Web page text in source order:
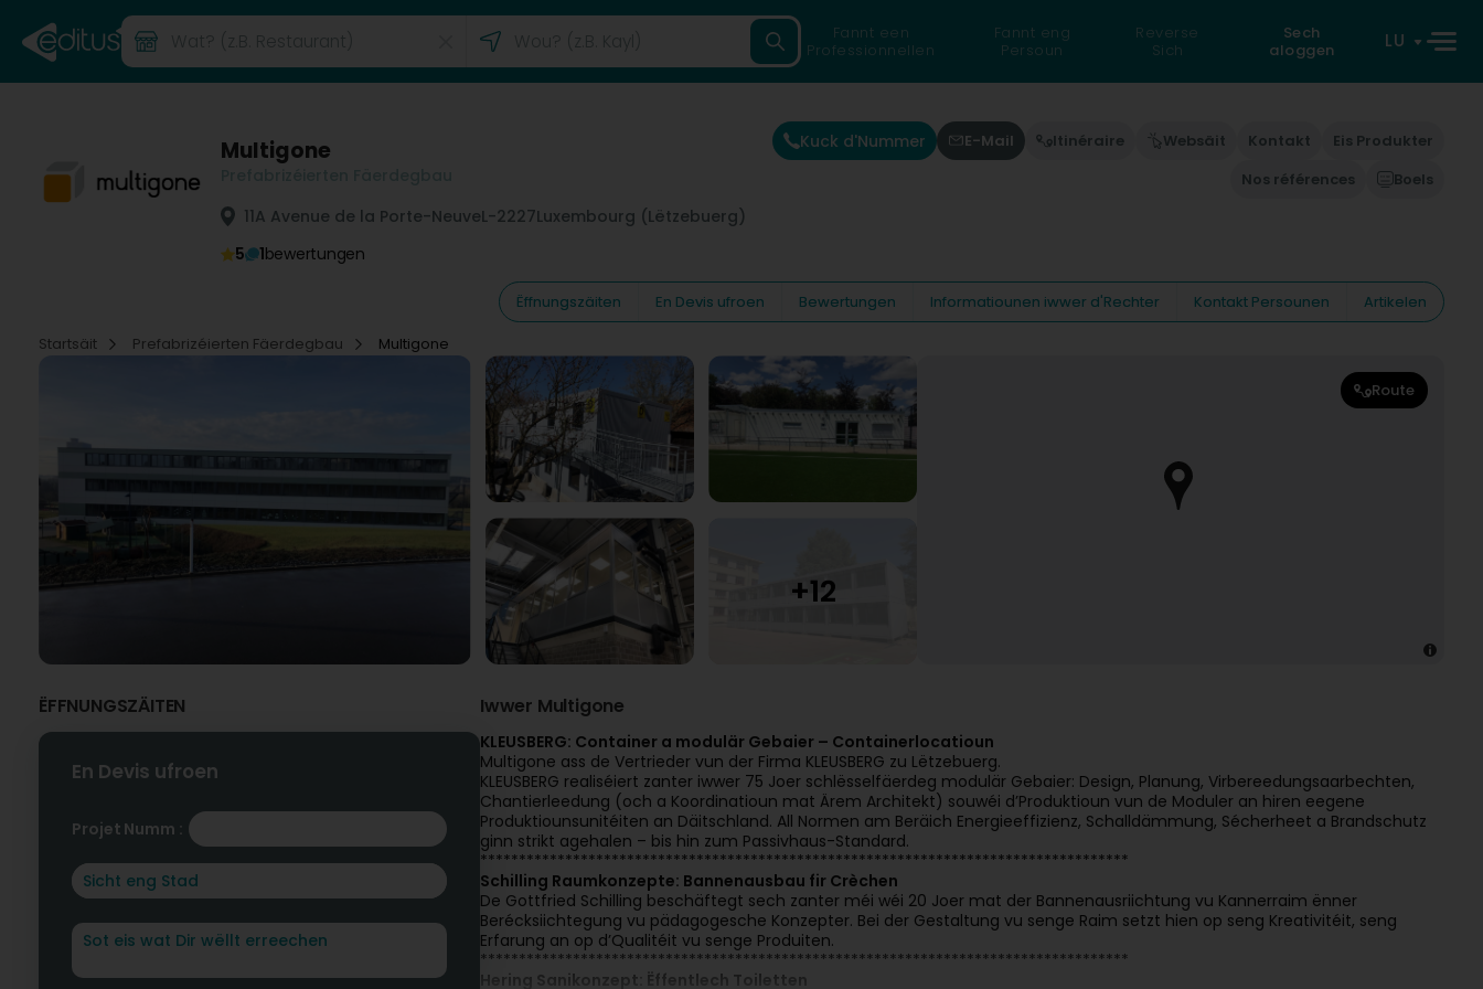
Fannt een
Professionnellen
Fannt eng
Persoun
Reverse
Sich
Sech
aloggen
LU
Multigone
11A Avenue de la Porte-NeuveL-2227Luxembourg (Lëtzebuerg)
5
1bewertungen
Kuck d'Nummer E-Mail Itinéraire Websäit Kontakt
Eis Produkter
Nos références
Boels
Ëffnungszäiten En Devis ufroen Bewertungen Informatiounen iwwer d'Rechter Kontakt Persounen
Artikelen
Startsäit
Prefabrizéierten Fäerdegbau Multigone
Route
ËFFNUNGSZÄITEN
En Devis ufroen
Projet Numm :
Iwwer Multigone
KLEUSBERG: Container a modulär Gebaier – Containerlocatioun
Multigone ass de Vertrieder vun der Firma KLEUSBERG zu Lëtzebuerg.
KLEUSBERG realiséiert zanter iwwer 75 Joer schlësselfäerdeg modulär Gebaier: Design, Planung, Virbereedungsaarbechten,
Chantierleedung (och a Koordinatioun mat Ärem Architekt) souwéi d’Produktioun vun de Moduler an hiren eegene
Produktiounsunitéiten an Däitschland. All Normen am Beräich Energieeffizienz, Schalldämmung, Sécherheet a Brandschutz
ginn strikt agehalen – bis hin zum Passivhaus-Standard.
************************************************************************************
Schilling Raumkonzepte: Bannenausbau fir Crèchen
De Gottfried Schilling beschäftegt sech zanter méi wéi 20 Joer mat der Bannenausriichtung vu Kannerraim ënner
Berécksiichtegung vu pädagogesche Konzepter. Bei der Gestaltung vu senge Raim setzt hien op seng Kreativitéit, seng
Erfarung an op d’Qualitéit vu senge Produiten.
************************************************************************************
Hering Sanikonzept: Ëffentlech Toiletten